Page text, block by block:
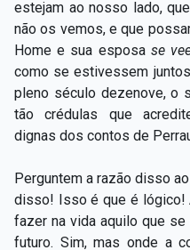
estejam ao nosso lado,
não os vemos, e que
Home e sua esposa se
como se estivessem
pleno século dezenove, o
tão crédulas que
dignas dos contos de
Perguntem a razão disso
disso! Isso é que é lógico!
fazer na vida aquilo que
futuro. Sim, mas onde a